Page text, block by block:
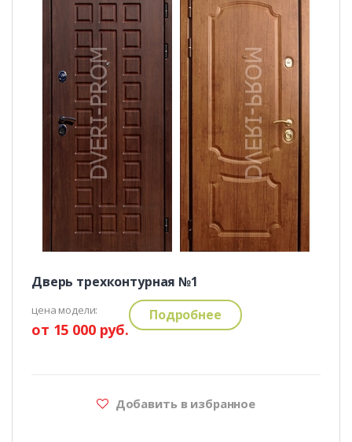
Дверь трехконтурная №1
цена модели:
от 15 000 руб.
Подробнее
Добавить в избранное